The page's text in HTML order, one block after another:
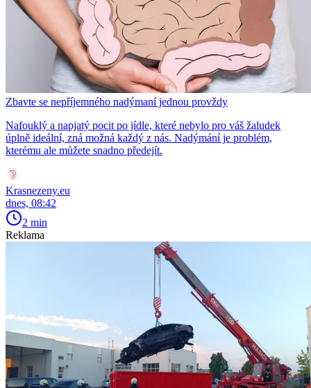
Zbavte se nepříjemného nadýmaní jednou provždy
Nafouklý a napjatý pocit po jídle, které nebylo pro váš žaludek
úplně ideální, zná možná každý z nás. Nadýmání je problém,
kterému ale můžete snadno předejít.
Krasnezeny.eu
dnes, 08:42
2 min
Reklama